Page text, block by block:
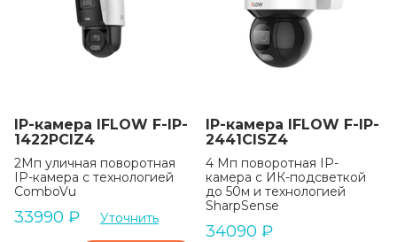
IP-камера IFLOW F-IP-
1422PCIZ4
2Мп уличная поворотная
IP-камера с технологией
ComboVu
33990 ₽ Уточнить
IP-камера IFLOW F-IP-
2441CISZ4
4 Мп поворотная IP-
камера c ИК-подсветкой
до 50м и технологией
SharpSense
34090 ₽